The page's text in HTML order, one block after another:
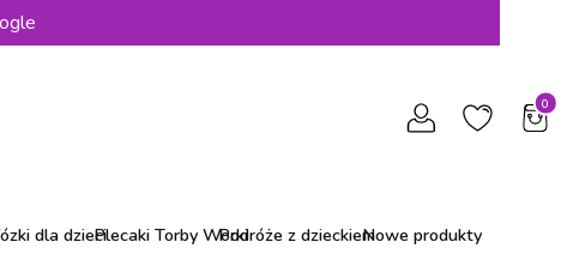
dla dzieciPlecaki Torby WorkiPodróże z dzieckiemNowe produkty